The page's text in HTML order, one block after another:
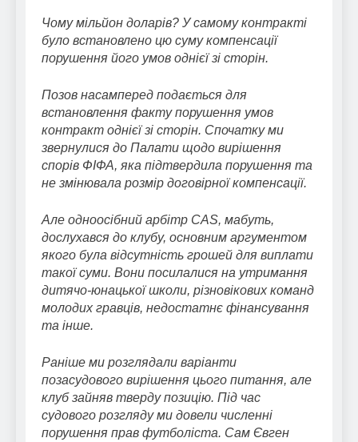
Чому мільйон доларів? У самому контракті
було встановлено цю суму компенсації
порушення його умов однієї зі сторін.
Позов насамперед подається для
встановлення факту порушення умов
контракт однієї зі сторін. Спочатку ми
звернулися до Палати щодо вирішення
спорів ФІФА, яка підтвердила порушення та
не змінювала розмір договірної компенсації.
Але одноосібний арбітр CAS, мабуть,
дослухався до клубу, основним аргументом
якого була відсутність грошей для виплати
такої суми. Вони посилалися на утримання
дитячо-юнацької школи, різновікових команд
молодих гравців, недостатнє фінансування
та інше.
Раніше ми розглядали варіанти
позасудового вирішення цього питання, але
клуб зайняв тверду позицію. Під час
судового розгляду ми довели численні
порушення прав футболіста. Сам Євген